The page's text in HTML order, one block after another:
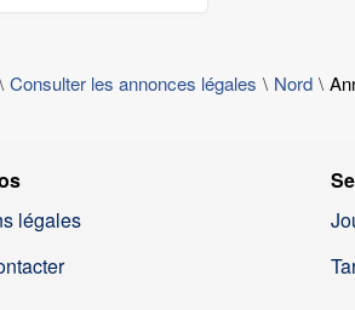
Consulter les annonces légales Nord
légales